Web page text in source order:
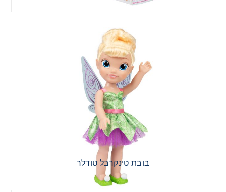
בובת טינקרבל טודלר
וויש דליה בובה גדולה
וויש סט אשה ודליה גדולות